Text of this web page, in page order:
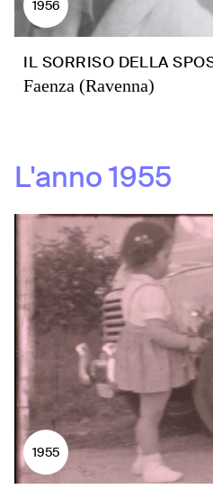
1956
IL SORRISO DELLA
Faenza (Ravenna)
L'anno1955
1955